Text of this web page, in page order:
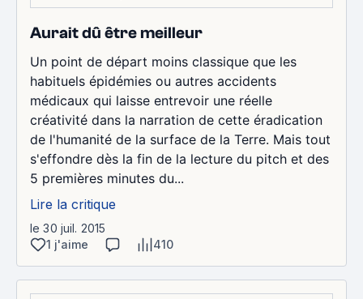
Aurait dû être meilleur
Un point de départ moins classique que les
habituels épidémies ou autres accidents
médicaux qui laisse entrevoir une réelle
créativité dans la narration de cette éradication
de l'humanité de la surface de la Terre. Mais tout
s'effondre dès la fin de la lecture du pitch et des
5 premières minutes du...
Lire la critique
le 30 juil. 2015
1 j'aime
410